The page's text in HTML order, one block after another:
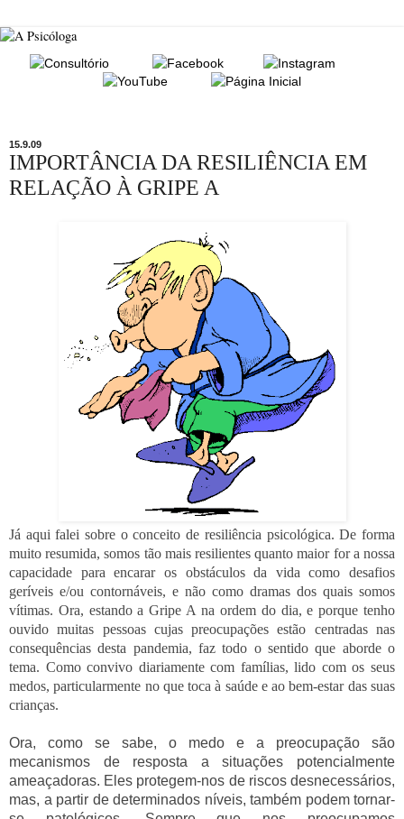
15.9.09
IMPORTÂNCIA DA RESILIÊNCIA EM
RELAÇÃO À GRIPE A
Já aqui falei sobre o conceito de resiliência psicológica. De forma
muito resumida, somos tão mais resilientes quanto maior for a nossa
capacidade para encarar os obstáculos da vida como desafios
geríveis e/ou contornáveis, e não como dramas dos quais somos
vítimas. Ora, estando a Gripe A na ordem do dia, e porque tenho
ouvido muitas pessoas cujas preocupações estão centradas nas
consequências desta pandemia, faz todo o sentido que aborde o
tema. Como convivo diariamente com famílias, lido com os seus
medos, particularmente no que toca à saúde e ao bem-estar das suas
crianças.
Ora, como se sabe, o medo e a preocupação são
mecanismos de resposta a situações potencialmente
ameaçadoras. Eles protegem-nos de riscos desnecessários,
mas, a partir de determinados níveis, também podem tornar-